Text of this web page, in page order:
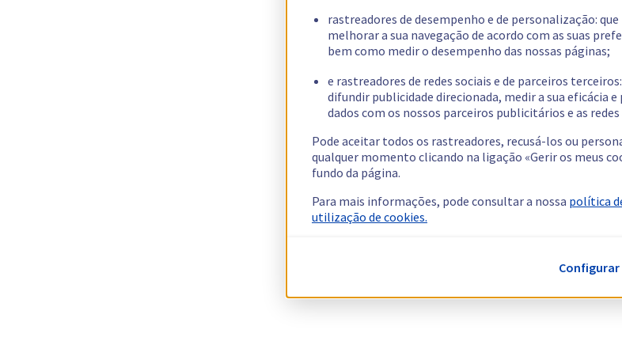
rastreadores de desempenho e de personalização:
melhorar a sua navegação de acordo com as suas
bem como medir o desempenho das nossas páginas;
e rastreadores de redes sociais e de parceiros
difundir publicidade direcionada, medir a sua eficácia
dados com os nossos parceiros publicitários e as redes
Pode aceitar todos os rastreadores, recusá-los ou
qualquer momento clicando na ligação «Gerir os meus
fundo da página.
Para mais informações, pode consultar a nossa política
utilização de cookies.
Configurar